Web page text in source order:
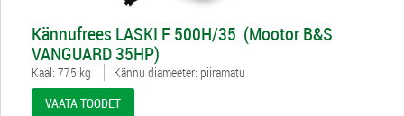
4981711
Kännufrees LASKI F 500H/35 (Mootor B&S
VANGUARD 35HP)
Kaal: 775 kg
Kännu diameeter: piiramatu
VAATA TOODET